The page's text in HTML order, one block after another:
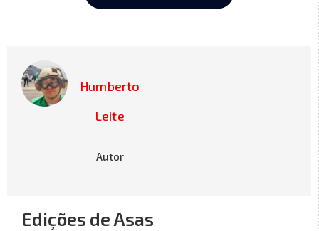
Humberto
Leite
Autor
Edições de Asas